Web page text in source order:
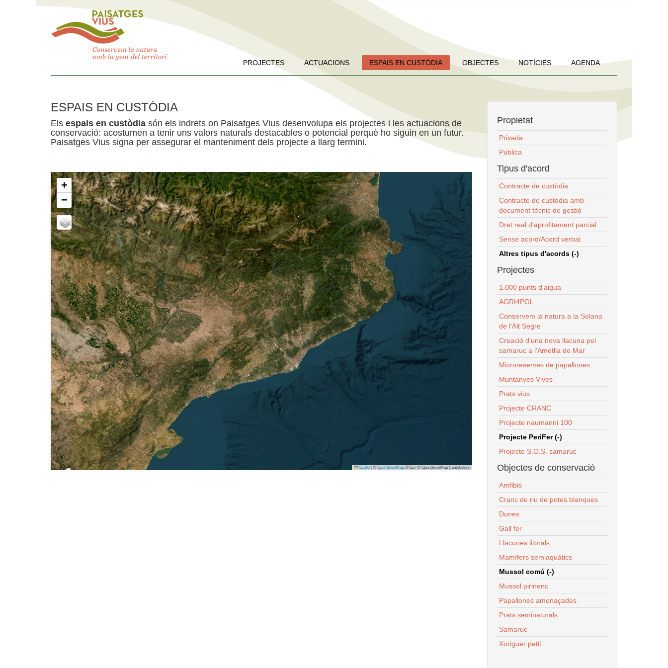
PROJECTES ACTUACIONS ESPAIS EN CUSTÒDIA OBJECTES NOTÍCIES AGENDA
ESPAIS EN CUSTÒDIA
Els espais en custòdia són els indrets on Paisatges Vius desenvolupa els projectes i les actuacions de
conservació: acostumen a tenir uns valors naturals destacables o potencial perquè ho siguin en un futur.
Paisatges Vius signa per assegurar el manteniment dels projecte a llarg termini.
+
−
Leaflet © OpenStreetMap, © Esri © OpenStreetMap Contributors
Propietat
Privada
Pública
Tipus d'acord
Contracte de custòdia
Contracte de custòdia amb
document tècnic de gestió
Dret real d'aprofitament parcial
Sense acord/Acord verbal
Altres tipus d'acords (-)
Projectes
1.000 punts d'aigua
AGRI4POL
Conservem la natura a la Solana
de l'Alt Segre
Creació d'una nova llacuna pel
samaruc a l'Ametlla de Mar
Microreserves de papallones
Muntanyes Vives
Prats vius
Projecte CRANC
Projecte naumanni 100
Projecte PeriFer (-)
Projecte S.O.S. samaruc
Objectes de conservació
Amfibis
Cranc de riu de potes blanques
Dunes
Gall fer
Llacunes litorals
Mamífers semiaquàtics
Mussol comú (-)
Mussol pirinenc
Papallones amenaçades
Prats seminaturals
Samaruc
Xoriguer petit